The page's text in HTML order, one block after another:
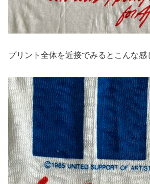
プリント全体を近接でみるとこんな感